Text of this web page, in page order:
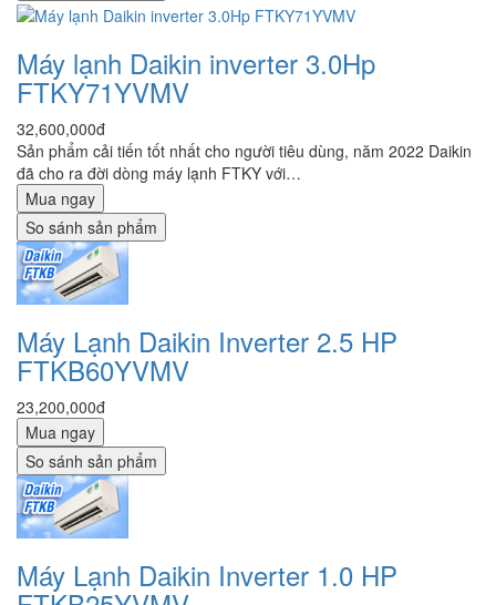
Máy lạnh Daikin inverter 3.0Hp
FTKY71YVMV
32,600,000đ
Sản phẩm cải tiến tốt nhất cho người tiêu dùng, năm 2022 Daikin
đã cho ra đời dòng máy lạnh FTKY với…
Mua ngay
So sánh sản phẩm
Máy Lạnh Daikin Inverter 2.5 HP
FTKB60YVMV
23,200,000đ
Mua ngay
So sánh sản phẩm
Máy Lạnh Daikin Inverter 1.0 HP